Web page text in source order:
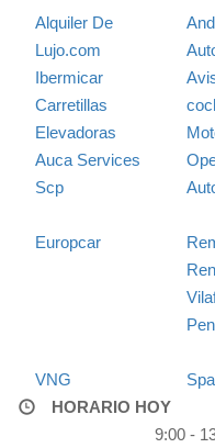
Alquiler De
Lujo.com
Ibermicar
Carretillas
Elevadoras
Auca Services
Scp
Europcar
VNG
HORARIO HOY
9:00 -